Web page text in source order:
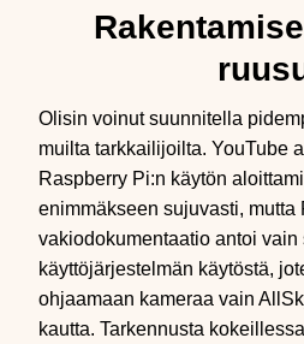
Olisin voinut suunnitella
muilta tarkkailijoilta. YouTube
Raspberry Pi:n käytön
enimmäkseen sujuvasti, mutta
vakiodokumentaatio antoi vain
käyttöjärjestelmän käytöstä,
ohjaamaan kameraa vain
kautta. Tarkennusta